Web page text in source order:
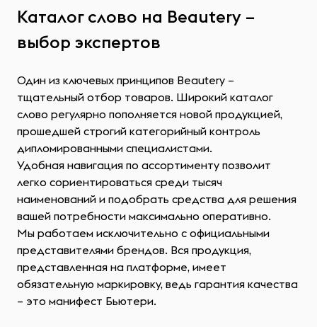
Каталог слово на Beautery –
выбор экспертов
Один из ключевых принципов Beautery –
тщательный отбор товаров. Широкий каталог
слово регулярно пополняется новой продукцией,
прошедшей строгий категорийный контроль
дипломированными специалистами.
Удобная навигация по ассортименту позволит
легко сориентироваться среди тысяч
наименований и подобрать средства для решения
вашей потребности максимально оперативно.
Мы работаем исключительно с официальными
представителями брендов. Вся продукция,
представленная на платформе, имеет
обязательную маркировку, ведь гарантия качества
– это манифест Бьютери.